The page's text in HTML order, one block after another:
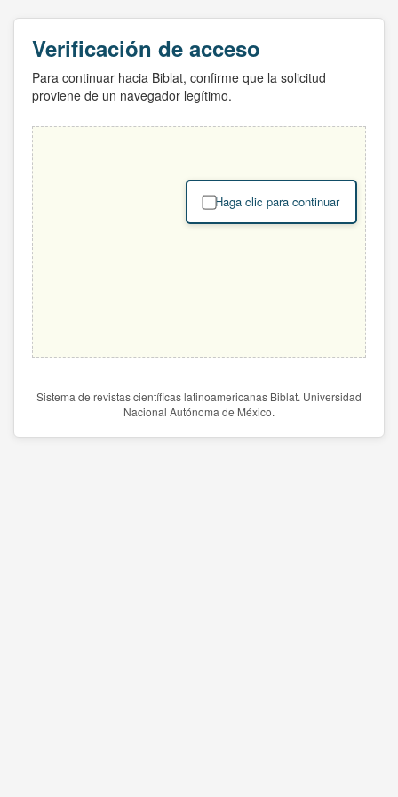
Verificación de acceso
Para continuar hacia Biblat, confirme que la solicitud
proviene de un navegador legítimo.
Haga clic para continuar
Sistema de revistas científicas latinoamericanas Biblat. Universidad
Nacional Autónoma de México.